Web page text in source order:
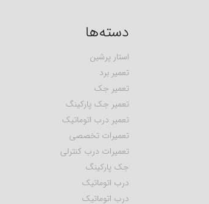
دسته‌ها
استار پرشین
تعمیر برد
تعمیر جک
تعمیر جک پارکینگ
تعمیر درب اتوماتیک
تعمیرات تخصصی
تعمیرات درب کنترلی
جک پارکینگ
درب اتوماتیک
درب اتوماتیک